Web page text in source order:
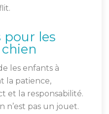
pour les
les enfants à
la patience,
et la responsabilité.
n’est pas un jouet.